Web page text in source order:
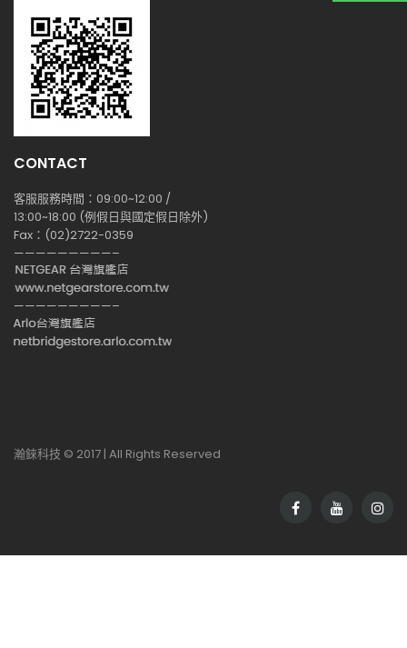
CONTACT
客服服務時間：09:00~12:00 /
13:00~18:00 (例假日與國定假日除外)
Fax：(02)2722-0359
—————————–
—————————–
瀚錸科技 © 2017 | All Rights Reserved